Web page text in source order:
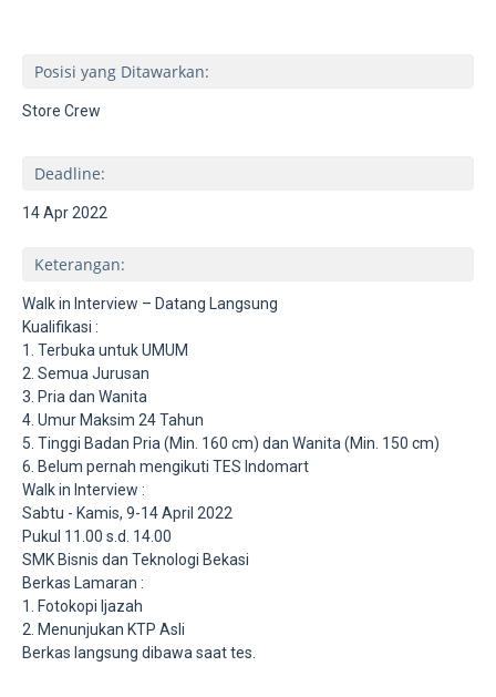
Posisi yang Ditawarkan:
Store Crew
Deadline:
14 Apr 2022
Keterangan:
Walk in Interview – Datang Langsung
Kualifikasi :
1. Terbuka untuk UMUM
2. Semua Jurusan
3. Pria dan Wanita
4. Umur Maksim 24 Tahun
5. Tinggi Badan Pria (Min. 160 cm) dan Wanita (Min. 150 cm)
6. Belum pernah mengikuti TES Indomart
Walk in Interview :
Sabtu - Kamis, 9-14 April 2022
Pukul 11.00 s.d. 14.00
SMK Bisnis dan Teknologi Bekasi
Berkas Lamaran :
1. Fotokopi Ijazah
2. Menunjukan KTP Asli
Berkas langsung dibawa saat tes.